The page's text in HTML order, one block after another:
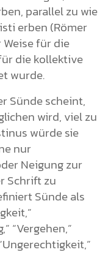
parallel zu wie
erben (Römer
für die
die kollektive
wurde.
Sünde scheint,
wird, viel zu
würde sie
nur
Neigung zur
Schrift zu
Sünde als
“Vergehen,”